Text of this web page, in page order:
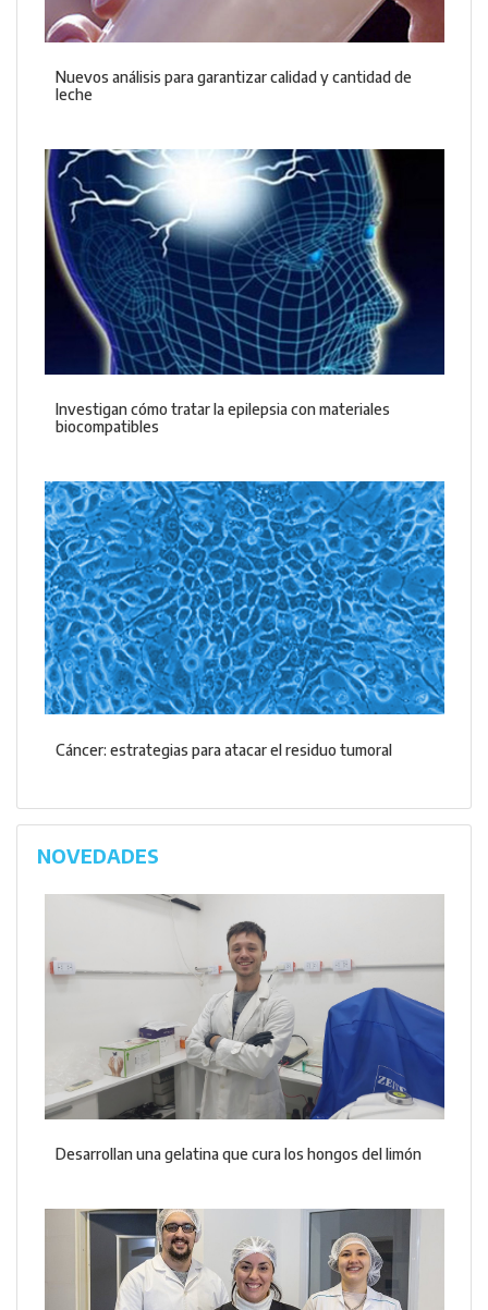
Nuevos análisis para garantizar calidad y cantidad de
leche
Investigan cómo tratar la epilepsia con materiales
biocompatibles
Cáncer: estrategias para atacar el residuo tumoral
NOVEDADES
Desarrollan una gelatina que cura los hongos del limón